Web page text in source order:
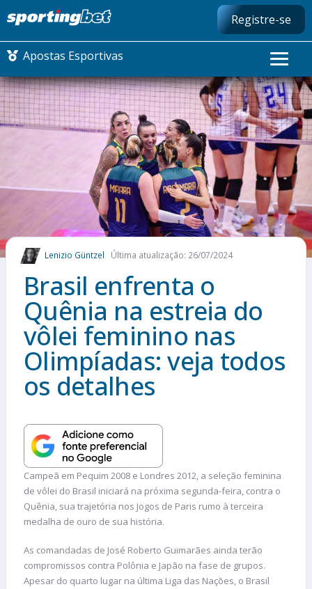
Registre-se
Apostas Esportivas
CONMEBOL LIBERTADORES
FUTEBOL NACIONAL
FUTEBOL INTERNACIONAL
COMO APOSTAR
MAIS ESPORTES
Lenizio Güntzel Última atualização: 26/07/2024
Brasil enfrenta o
Quênia na estreia do
vôlei feminino nas
Olimpíadas: veja todos
os detalhes
Campeã em Pequim 2008 e Londres 2012, a seleção feminina
de vôlei do Brasil iniciará na próxima segunda-feira, contra o
Quênia, sua trajetória nos Jogos de Paris rumo à terceira
medalha de ouro de sua história.
As comandadas de José Roberto Guimarães ainda terão
compromissos contra Polônia e Japão na fase de grupos.
Apesar do quarto lugar na última Liga das Nações, o Brasil